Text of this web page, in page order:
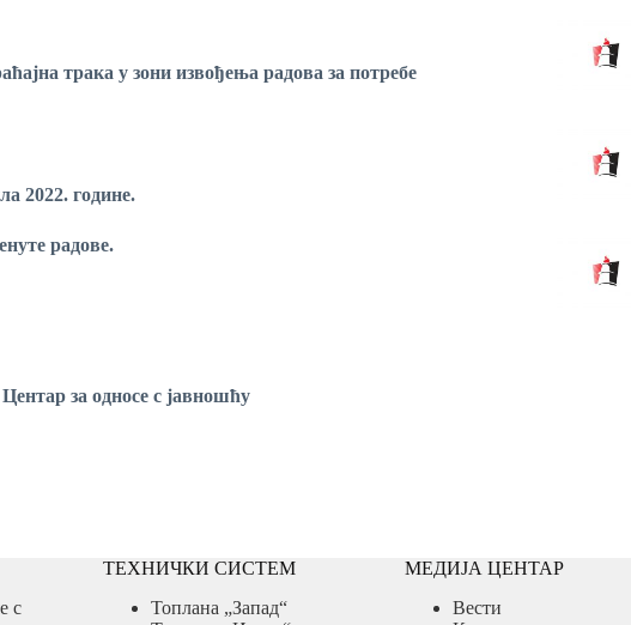
трака у зони извођења радова за потребе
лa 2022. године.
радове.
за односе с јавношћу
с
ТЕХНИЧКИ СИСТЕМ
Топлана „Запад“
МЕДИЈА ЦЕНТАР
Вести